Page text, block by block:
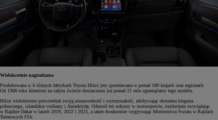
Wielokrotnie nagradzana
Produkowana w 6 różnych fabrykach Toyota Hilux jest sprzedawana w ponad 180 krajach oraz regionach.
Od 1968 roku klientom na całym świecie dostarczono już ponad 21 mln egzemplarzy tego modelu.
Hilux wielokrotnie potwierdzał swoją niezawodność i wytrzymałość, zdobywając ekstrema bieguna
północnego, islandzkie wulkany i Antarktydę. Odnosił też sukcesy w motorsporcie, trzykrotnie zwyciężając
w Rajdzie Dakar w latach 2019, 2022 i 2023, a także dwukrotnie wygrywając Mistrzostwa Świata w Rajdach
Terenowych FIA.